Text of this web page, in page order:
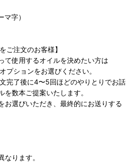
字）
ご注文のお客様】
て使用するオイルを決めたい方は
プションをお選びください。
完了後に4〜5回ほどのやりとりでお話
数本ご提案いたします。
お選びいただき、最終的にお送りする
なります。